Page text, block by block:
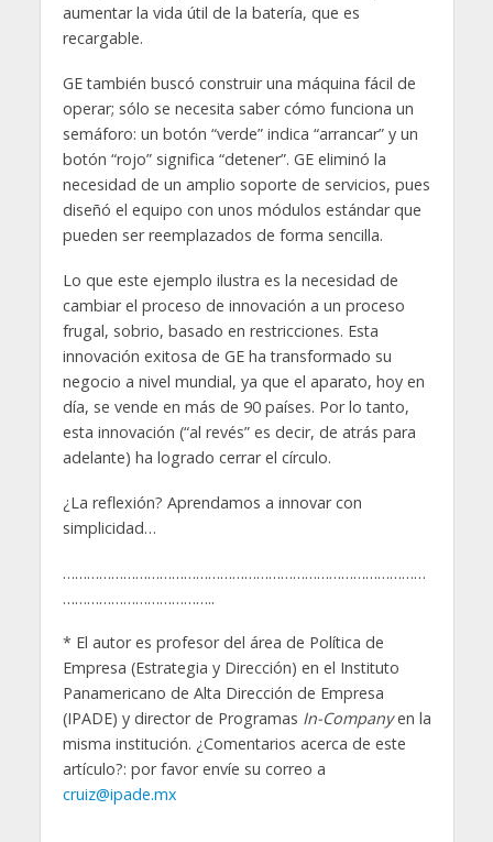
aumentar la vida útil de la batería, que es
recargable.
GE también buscó construir una máquina fácil de
operar; sólo se necesita saber cómo funciona un
semáforo: un botón “verde” indica “arrancar” y un
botón “rojo” significa “detener”. GE eliminó la
necesidad de un amplio soporte de servicios, pues
diseñó el equipo con unos módulos estándar que
pueden ser reemplazados de forma sencilla.
Lo que este ejemplo ilustra es la necesidad de
cambiar el proceso de innovación a un proceso
frugal, sobrio, basado en restricciones. Esta
innovación exitosa de GE ha transformado su
negocio a nivel mundial, ya que el aparato, hoy en
día, se vende en más de 90 países. Por lo tanto,
esta innovación (“al revés” es decir, de atrás para
adelante) ha logrado cerrar el círculo.
¿La reflexión? Aprendamos a innovar con
simplicidad…
………………………………………………………………………………
………………………………..
* El autor es profesor del área de Política de
Empresa (Estrategia y Dirección) en el Instituto
Panamericano de Alta Dirección de Empresa
(IPADE) y director de Programas In-Companyen la
misma institución. ¿Comentarios acerca de este
artículo?: por favor envíe su correo a
cruiz@ipade.mx